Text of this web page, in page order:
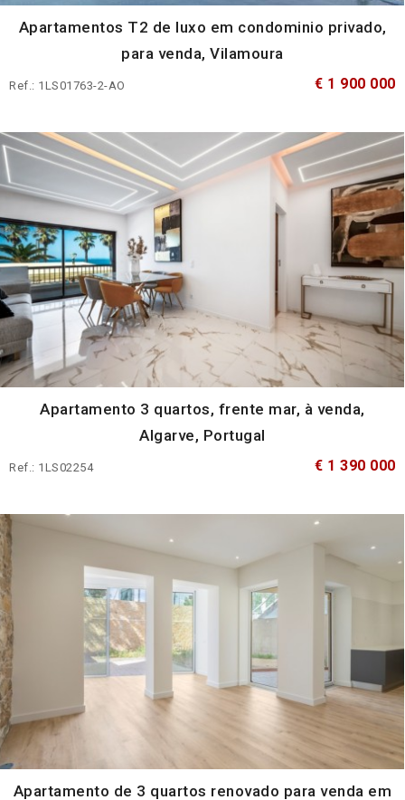
Apartamentos T2 de luxo em condominio privado,
para venda, Vilamoura
Ref.: 1LS01763-2-AO € 1 900 000
Apartamento 3 quartos, frente mar, à venda,
Algarve, Portugal
Ref.: 1LS02254 € 1 390 000
Apartamento de 3 quartos renovado para venda em